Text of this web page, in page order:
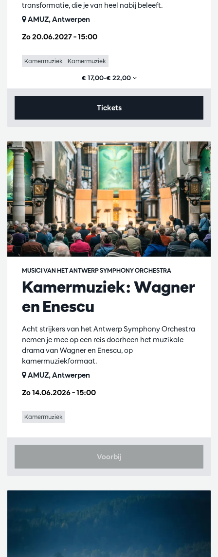
Zo 20.06.2027– 15:00
transformatie, die je van heel nabij beleeft.
AMUZ, Antwerpen
Kamermuziek Kamermuziek
€ 17,00–€ 22,00
Tickets
Kamermuziek: Wagner
en Enescu
MUSICI VAN HET ANTWERP SYMPHONY ORCHESTRA
Zo 14.06.2026– 15:00
Acht strijkers van het Antwerp Symphony Orchestra
nemen je mee op een reis doorheen het muzikale
drama van Wagner en Enescu, op
kamermuziekformaat.
AMUZ, Antwerpen
Kamermuziek
Voorbij